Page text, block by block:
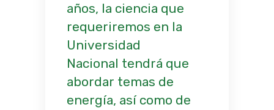
años, la ciencia que
requeriremos en la
Universidad
Nacional tendrá que
abordar temas de
energía, así como de